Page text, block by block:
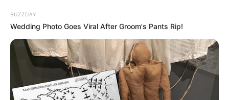
BUZZDAY
Wedding Photo Goes Viral After Groom's Pants Rip!